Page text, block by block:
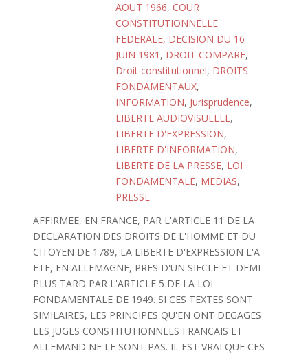
AOUT 1966, COUR
CONSTITUTIONNELLE
FEDERALE, DECISION DU 16
JUIN 1981 , DROIT COMPARE,
Droit constitutionnel, DROITS
FONDAMENTAUX,
INFORMATION, Jurisprudence,
LIBERTE AUDIOVISUELLE,
LIBERTE D'EXPRESSION,
LIBERTE D'INFORMATION,
LIBERTE DE LA PRESSE, LOI
FONDAMENTALE, MEDIAS,
PRESSE
AFFIRMEE, EN FRANCE, PAR L'ARTICLE 11 DE LA
DECLARATION DES DROITS DE L'HOMME ET DU
CITOYEN DE 1789, LA LIBERTE D'EXPRESSION L'A
ETE, EN ALLEMAGNE, PRES D'UN SIECLE ET DEMI
PLUS TARD PAR L'ARTICLE 5 DE LA LOI
FONDAMENTALE DE 1949. SI CES TEXTES SONT
SIMILAIRES, LES PRINCIPES QU'EN ONT DEGAGES
LES JUGES CONSTITUTIONNELS FRANCAIS ET
ALLEMAND NE LE SONT PAS. IL EST VRAI QUE CES